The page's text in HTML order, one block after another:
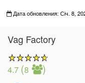
Дата обновления: Січ. 8,
Vag Factory
4.7 (8 )